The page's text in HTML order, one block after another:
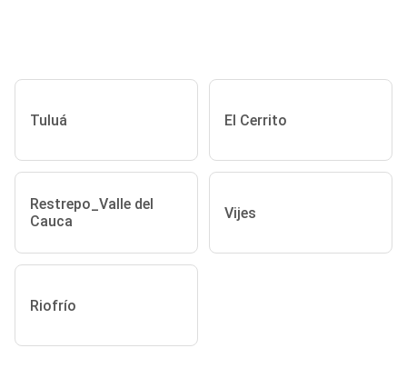
Tuluá El Cerrito
Restrepo_Valle del
Cauca
Vijes
Riofrío